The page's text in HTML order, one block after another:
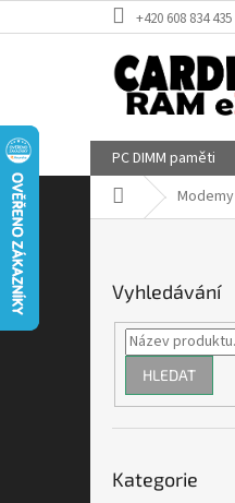
na
+420 608 834 435
PC DIMM paměti
Domů Modemy
Vyhledávání
HLEDAT
kategorie
Kategorie